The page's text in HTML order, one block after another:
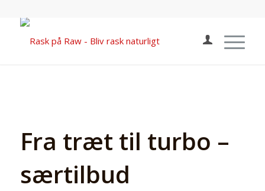
Fra træt til turbo –
særtilbud